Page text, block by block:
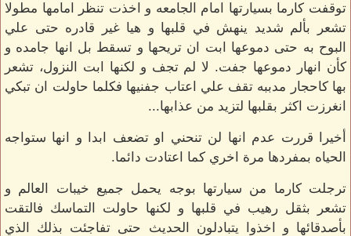
توقفت كارما بسيارتها امام الجامعه و اخذت تنظر امامها مطولا
تشعر بألم شديد ينهش في قلبها و هيا غير قادره حتى علي
البوح به حتى دموعها ابت ان تريحها و تسقط بل انها جامده و
كأن انهار دموعها جفت. لا لم تجف و لكنها ابت النزول، تشعر
بها كاحجار مدببه تقف علي اعتاب جفنيها فكلما حاولت ان تبكي
انغرزت اكثر بقلبها لتزيد من عذابها...
أخيرا قررت عدم انها لن تنحني او تضعف ابدا و انها ستواجه
الحياه بمفردها مرة اخري كما اعتادت دائما.
ترجلت كارما من سيارتها بوجه يحمل جميع خيبات العالم و
تشعر بثقل رهيب في قلبها و لكنها حاولت التماسك فالتقت
بأصدقائها و اخذوا يتبادلون الحديث حتى تفاجئت بذلك الذي